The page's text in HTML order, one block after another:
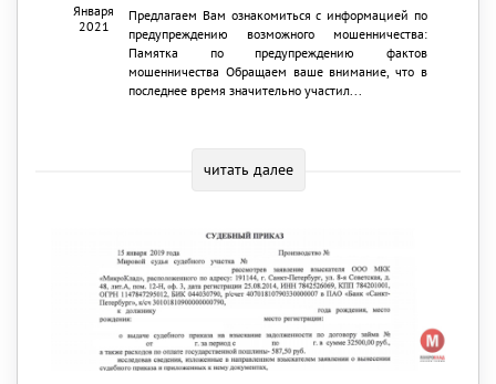
Января
2021
Предлагаем Вам ознакомиться с информацией по
предупреждению возможного мошенничества:
Памятка по предупреждению фактов
мошенничества Обращаем ваше внимание, что в
последнее время значительно участил...
читать далее